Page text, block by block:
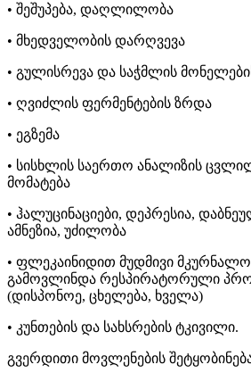
• შეშუპება, დაღლილობა
• მხედველობის დარღვევა
• გულისრევა და საჭმლის
• ღვიძლის ფერმენტების ზრდა
• ეგზემა
• სისხლის საერთო ანალიზის
მომატება
• ჰალუცინაციები, დეპრესია,
ამნეზია, უძილობა
• ფლეკაინიდით მუდმივი
გამოვლინდა რესპირატორული
(დისპონოე, ცხელება, ხველა)
• კუნთების და სახსრების ტკივილი.
გვერდითი მოვლენების